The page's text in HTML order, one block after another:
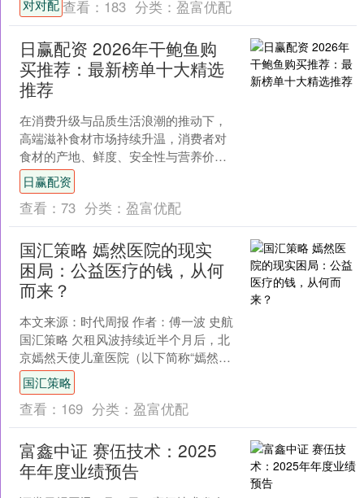
一起参与。那么，这个好消....
对对配查看： 183 分类： 盈富优配
日赢配资 2026年干鲍鱼购
买推荐：最新榜单十大精选
推荐
在消费升级与品质生活浪潮的推动下，
高端滋补食材市场持续升温，消费者对
食材的产地、鲜度、安全性与营养价值
提出了更高要求。干鲍鱼作为传统珍馐
与高端宴席的标志性食材，....
日赢配资
查看： 73 分类： 盈富优配
国汇策略 嫣然医院的现实
困局：公益医疗的钱，从何
而来？
本文来源：时代周报 作者：傅一波 史航
国汇策略 欠租风波持续近半个月后，北
京嫣然天使儿童医院（以下简称“嫣然医
院”）的命运似乎出现了转机。 1月22
日，李亚鹏在....
国汇策略
查看： 169 分类： 盈富优配
富鑫中证 赛伍技术：2025
年年度业绩预告